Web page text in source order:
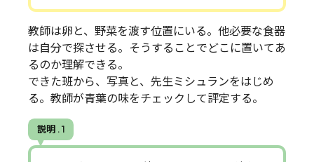
教師は卵と、野菜を渡す位置にいる。他必要な食器
は自分で探させる。そうすることでどこに置いてあ
るのか理解できる。
できた班から、写真と、先生ミシュランをはじめ
る。教師が青葉の味をチェックして評定する。
説明 . 1